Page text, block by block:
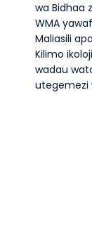
wa Bidhaa
WMA
Maliasili
Kilimo
wadau
utegemezi